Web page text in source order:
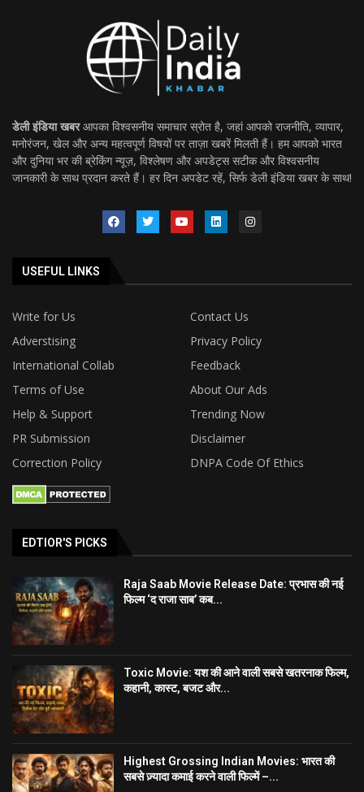
डेली इंडिया खबरआपका विश्वसनीय समाचार स्रोत है, जहां आपको राजनीति, व्यापार,
मनोरंजन, खेल और अन्य महत्वपूर्ण विषयों पर ताज़ा खबरें मिलती हैं। हम आपको भारत
और दुनिया भर की ब्रेकिंग न्यूज़, विश्लेषण और अपडेट्स सटीक और विश्वसनीय
जानकारी के साथ प्रदान करते हैं। हर दिन अपडेट रहें, सिर्फ डेली इंडिया खबर के साथ!
USEFUL LINKS
Write for Us
Contact Us
Adverstising
Privacy Policy
International Collab
Feedback
Terms of Use
About Our Ads
Help & Support
Trending Now
PR Submission
Disclaimer
Correction Policy
DNPA Code Of Ethics
EDTIOR'S PICKS
Raja Saab Movie Release Date: प्रभास की नई
फिल्म ‘द राजा साब’ कब...
Toxic Movie: यश की आने वाली सबसे खतरनाक फिल्म,
कहानी, कास्ट, बजट और...
Highest Grossing Indian Movies: भारत की
सबसे ज़्यादा कमाई करने वाली फिल्में –...